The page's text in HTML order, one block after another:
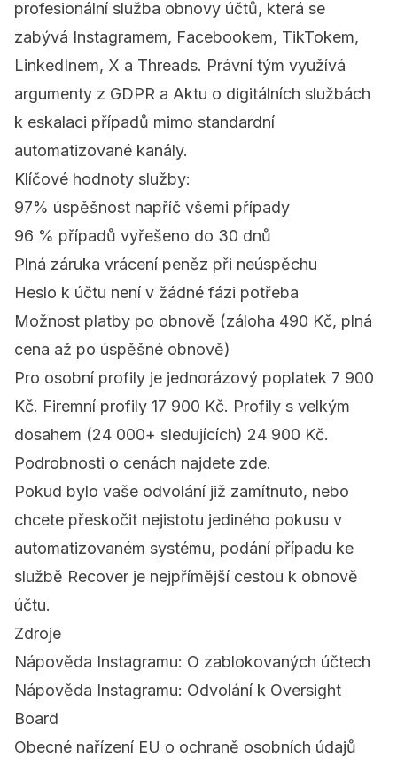
profesionální služba obnovy účtů, která se
zabývá Instagramem, Facebookem, TikTokem,
LinkedInem, X a Threads. Právní tým využívá
argumenty z GDPR a Aktu o digitálních službách
k eskalaci případů mimo standardní
automatizované kanály.
Klíčové hodnoty služby:
97% úspěšnost napříč všemi případy
96 % případů vyřešeno do 30 dnů
Plná záruka vrácení peněz při neúspěchu
Heslo k účtu není v žádné fázi potřeba
Možnost platby po obnově (záloha 490 Kč, plná
cena až po úspěšné obnově)
Pro osobní profily je jednorázový poplatek 7 900
Kč. Firemní profily 17 900 Kč. Profily s velkým
dosahem (24 000+ sledujících) 24 900 Kč.
Podrobnosti o cenách najdete zde.
Pokud bylo vaše odvolání již zamítnuto, nebo
chcete přeskočit nejistotu jediného pokusu v
automatizovaném systému, podání případu ke
službě Recover je nejpřímější cestou k obnově
účtu.
Zdroje
Nápověda Instagramu: O zablokovaných účtech
Nápověda Instagramu: Odvolání k Oversight
Board
Obecné nařízení EU o ochraně osobních údajů